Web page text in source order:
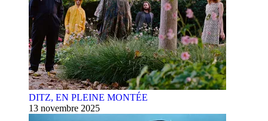
DITZ, EN PLEINE MONTÉE
13 novembre 2025